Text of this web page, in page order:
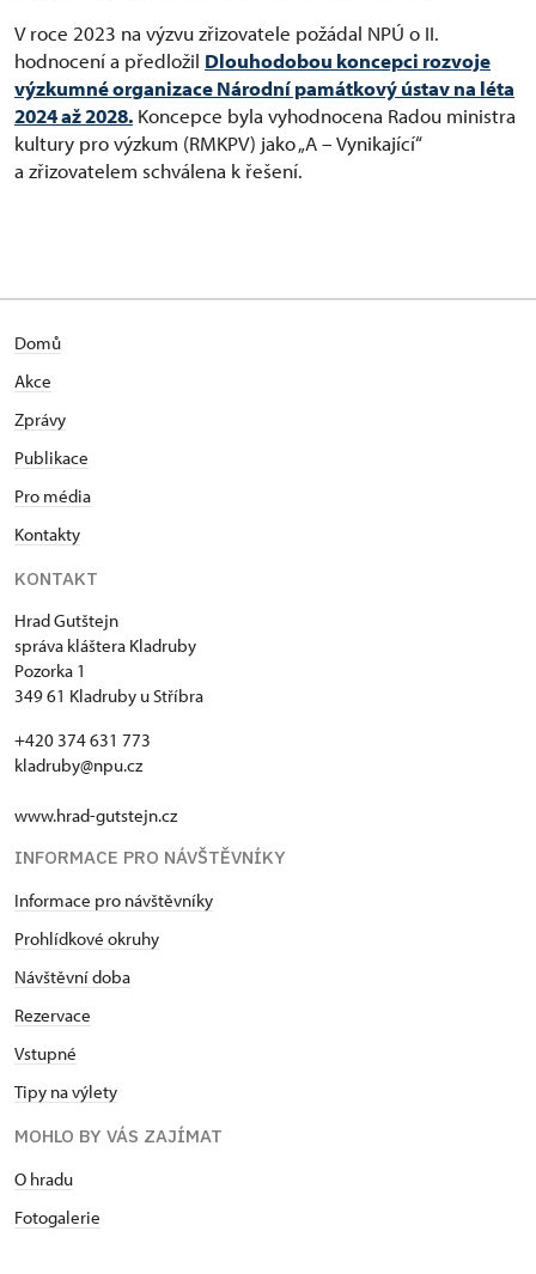
V roce 2023 na výzvu zřizovatele požádal NPÚ o II.
hodnocení a předložil Dlouhodobou koncepci rozvoje
výzkumné organizace Národní památkový ústav na léta
2024 až 2028. Koncepce byla vyhodnocena Radou ministra
kultury pro výzkum (RMKPV) jako „A – Vynikající“
a zřizovatelem schválena k řešení.
Domů
Akce
Zprávy
Publikace
Pro média
Kontakty
KONTAKT
Hrad Gutštejn
správa kláštera Kladruby
Pozorka 1
349 61 Kladruby u Stříbra
+420 374 631 773
kladruby@npu.cz
www.hrad-gutstejn.cz
INFORMACE PRO NÁVŠTĚVNÍKY
Informace pro návštěvníky
Prohlídkové okruhy
Návštěvní doba
Rezervace
Vstupné
Tipy na výlety
MOHLO BY VÁS ZAJÍMAT
O hradu
Fotogalerie